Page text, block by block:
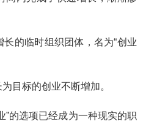
的临时组织团体，名为“创业
标的创业不断增加。
选项已经成为一种现实的职